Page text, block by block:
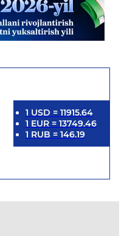
1 USD = 11915.64
1 EUR= 13749.46
1 RUB = 146.19